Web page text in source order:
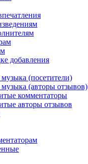
добавления
(посетители)
(авторы отзывов)
комментаторы
авторы отзывов